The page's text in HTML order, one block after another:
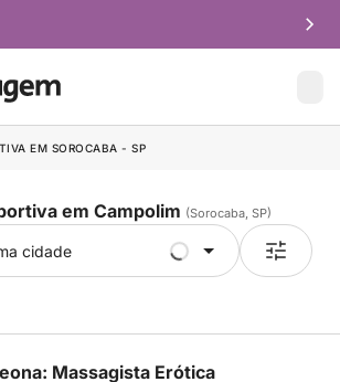
EM SOROCABA - SP
em Campolim (Sorocaba, SP)
cidade
Massagista Erótica